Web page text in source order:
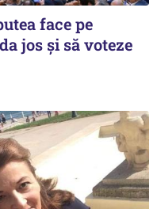
face pe
jos și să voteze